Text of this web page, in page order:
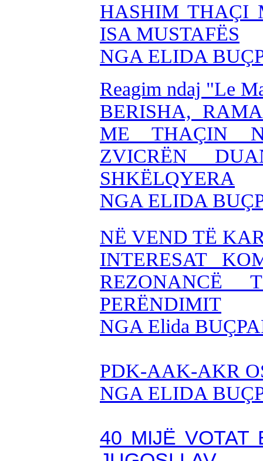
HASHIM THAÇI
ISA MUSTAFËS
NGA ELIDA
Reagim ndaj "Le
BERISHA,
ME THAÇIN
ZVICRËN
SHKËLQYERA
NGA ELIDA
NË VEND TË
INTERESAT
PERËNDIMIT
NGA Elida
PDK-AAK-AKR
NGA ELIDA
40 MIJË VOTAT